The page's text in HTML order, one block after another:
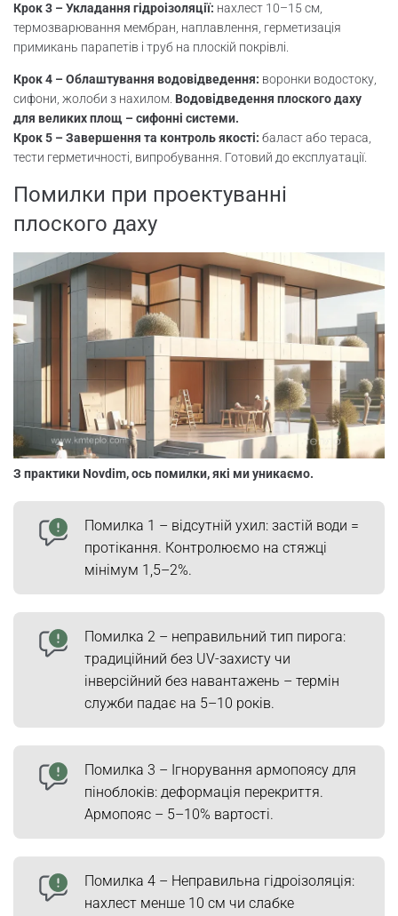
Крок 3 – Укладання гідроізоляції: нахлест 10–15 см,
термозварювання мембран, наплавлення, герметизація
примикань парапетів і труб на плоскій покрівлі.
Крок 4 – Облаштування водовідведення: воронки водостоку,
сифони, жолоби з нахилом. Водовідведення плоского даху
для великих площ – сифонні системи.
Крок 5 – Завершення та контроль якості: баласт або тераса,
тести герметичності, випробування. Готовий до експлуатації.
Помилки при проектуванні
плоского даху
З практики Novdim, ось помилки, які ми уникаємо.
Помилка 1 – відсутній ухил: застій води =
протікання. Контролюємо на стяжці
мінімум 1,5–2%.
Помилка 2 – неправильний тип пирога:
традиційний без UV-захисту чи
інверсійний без навантажень – термін
служби падає на 5–10 років.
Помилка 3 – Ігнорування армопоясу для
піноблоків: деформація перекриття.
Армопояс – 5–10% вартості.
Помилка 4 – Неправильна гідроізоляція:
нахлест менше 10 см чи слабке